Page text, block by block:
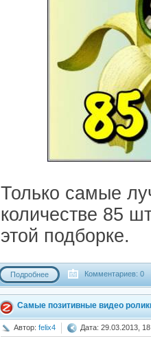
Только самые
количестве 85
этой подборке.
Подробнее Комментариев: 0
Самые позитивные видео
Автор: felix4 Дата: 29.03.2013,